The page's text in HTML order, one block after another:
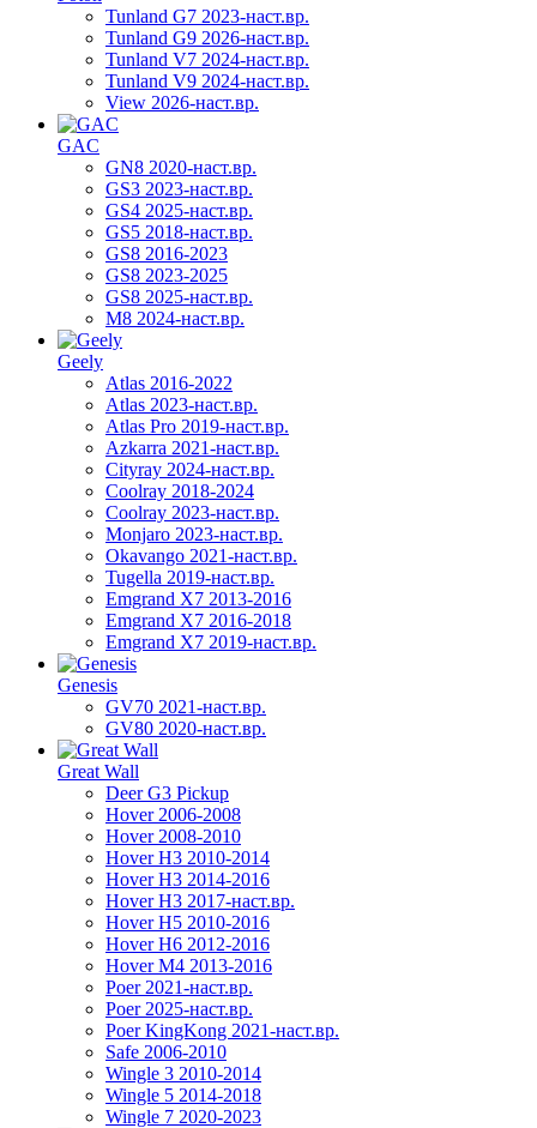
Tunland G7 2023-наст.вр.
Tunland G9 2026-наст.вр.
Tunland V7 2024-наст.вр.
Tunland V9 2024-наст.вр.
View 2026-наст.вр.
GAC
GN8 2020-наст.вр.
GS3 2023-наст.вр.
GS4 2025-наст.вр.
GS5 2018-наст.вр.
GS8 2016-2023
GS8 2023-2025
GS8 2025-наст.вр.
M8 2024-наст.вр.
Geely
Atlas 2016-2022
Atlas 2023-наст.вр.
Atlas Pro 2019-наст.вр.
Azkarra 2021-наст.вр.
Cityray 2024-наст.вр.
Coolray 2018-2024
Coolray 2023-наст.вр.
Monjaro 2023-наст.вр.
Okavango 2021-наст.вр.
Tugella 2019-наст.вр.
Emgrand Х7 2013-2016
Emgrand X7 2016-2018
Emgrand X7 2019-наст.вр.
Genesis
GV70 2021-наст.вр.
GV80 2020-наст.вр.
Great Wall
Deer G3 Pickup
Hover 2006-2008
Hover 2008-2010
Hover H3 2010-2014
Hover H3 2014-2016
Hover H3 2017-наст.вр.
Hover H5 2010-2016
Hover H6 2012-2016
Hover M4 2013-2016
Poer 2021-наст.вр.
Poer 2025-наст.вр.
Poer KingKong 2021-наст.вр.
Safe 2006-2010
Wingle 3 2010-2014
Wingle 5 2014-2018
Wingle 7 2020-2023